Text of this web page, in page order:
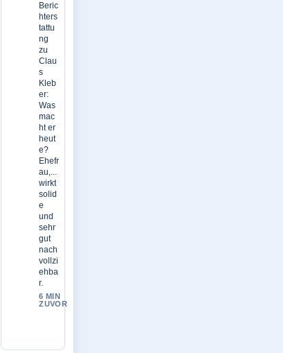
Beric
hters
tattu
ng
zu
Clau
s
Kleb
er:
Was
mac
ht er
heut
e?
Ehefr
au,...
wirkt
solid
e
und
sehr
gut
nach
vollzi
ehba
r.
6 MIN
ZUVOR